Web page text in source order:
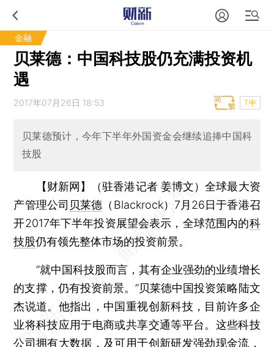
金融
贝莱德：中国科技股仍充满投资机
遇
2017年07月26日 18:53 T中
贝莱德预计，今年下半年外国资金会继续追捧中国科
技股
【财新网】（驻香港记者 姜博文）全球最大资
产管理公司 贝莱德 （Blackrock）7月26日于香港召
开2017年下半年投资展望会表示，全球范围内的科
技股仍有领先整体市场的投资前景。
“就中国科技股而言，其有企业强劲的业绩增长
的支撑，仍有投资前景。”贝莱德中国投资策略陆文
杰说道。他指出，中国重视创新科技，目前许多企
业将科技应用于电商或共享交通等平台。这些科技
公司拥有大数据，及可用于创新研发强劲现金流，